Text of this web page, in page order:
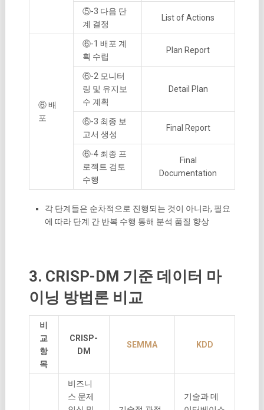
⑤-3 다음 단
계 결정
List of Actions
⑥ 배
포
⑥-1 배포 계
획 수립
Plan Report
⑥-2 모니터
링 및 유지보
수 계획
Detail Plan
⑥-3 최종 보
고서 생성
Final Report
⑥-4 최종 프
로젝트 검토
수행
Final
Documentation
각 단계들은 순차적으로 진행되는 것이 아니라, 필요
에 따라 단계 간 반복 수행 통해 분석 품질 향상
3. CRISP-DM 기준 데이터 마
이닝 방법론 비교
비
교
항
목
CRISP-
DM
SEMMA KDD
비즈니
스 문제
기술과 데